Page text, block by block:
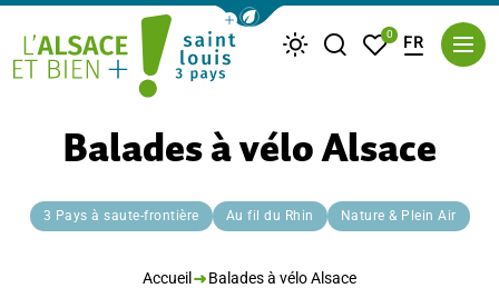
Afficher la barre de navigation du
MétéoJe recherche
Mes favoris
0 FR
Balades à vélo Alsace
3 Pays à saute-frontière Au fil du Rhin Nature & Plein Air
Accueil Balades à vélo Alsace